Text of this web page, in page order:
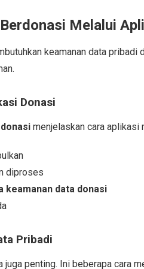
Melalui
keamanan data
Donasi
menjelaskan cara aplikasi
diproses
keamanan data donasi
Pribadi
juga penting. Ini beberapa cara